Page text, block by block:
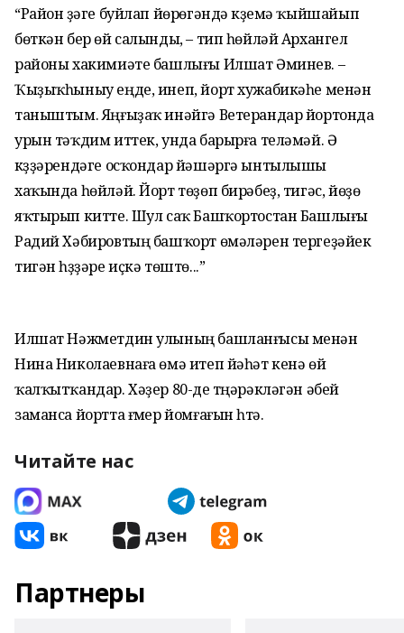
“Район үҙәге буйлап йөрөгәндә күҙемә ҡыйшайып
бөткән бер өй салынды, – тип һөйләй Архангел
районы хакимиәте башлығы Илшат Әминев. –
Ҡыҙыҡһыныу еңде, инеп, йорт хужабикәһе менән
таныштым. Яңғыҙаҡ инәйгә Ветерандар йортонда
урын тәҡдим иттек, унда барырға теләмәй. Ә
күҙҙәрендәге осҡондар йәшәргә ынтылышы
хаҡында һөйләй. Йорт төҙөп бирәбеҙ, тигәс, йөҙө
яҡтырып китте. Шул саҡ Башҡортостан Башлығы
Радий Хәбировтың башҡорт өмәләрен тергеҙәйек
тигән һүҙҙәре иҫкә төштө...”
Илшат Нәжметдин улының башланғысы менән
Нина Николаевнаға өмә итеп йәһәт кенә өй
ҡалҡытҡандар. Хәҙер 80-де түңәрәкләгән әбей
заманса йортта ғүмер йомғағын һүтә.
Читайте нас
Партнеры